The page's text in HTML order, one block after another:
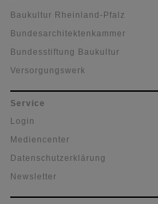
Baukultur Rheinland-Pfalz
Bundesarchitektenkammer
Bundesstiftung Baukultur
Versorgungswerk
Service
Login
Mediencenter
Datenschutzerklärung
Newsletter